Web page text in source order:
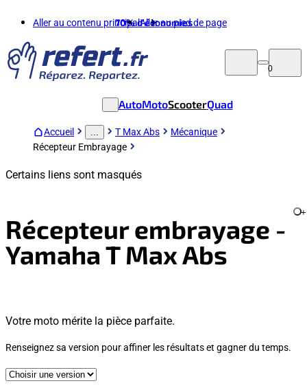
Aller au contenu principalAller au pied de page
70%d'économies
0
AutoMotoScooterQuad
Accueil T Max Abs
Mécanique
Récepteur Embrayage
Certains liens sont masqués
Récepteur embrayage -
Yamaha T Max Abs
+
Votre moto mérite la pièce parfaite.
Renseignez sa version pour affiner les résultats et gagner du temps.